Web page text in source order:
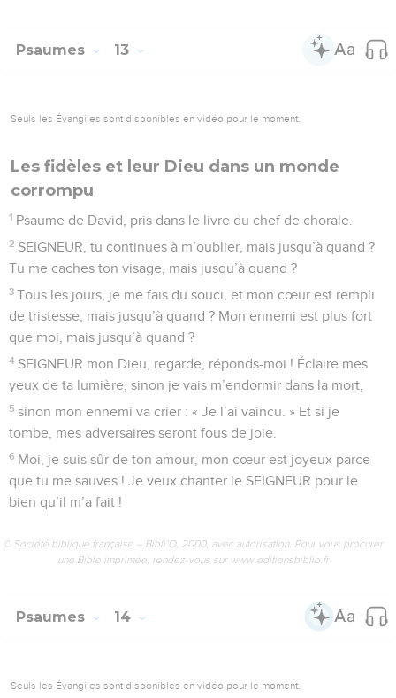
Psaumes 13
Seuls les Évangiles sont disponibles en vidéo pour le moment.
Les fidèles et leur Dieu dans un monde
corrompu
1 Psaume de David, pris dans le livre du chef de chorale.
2 SEIGNEUR, tu continues à m’oublier, mais jusqu’à quand ?
Tu me caches ton visage, mais jusqu’à quand ?
3 Tous les jours, je me fais du souci, et mon cœur est rempli
de tristesse, mais jusqu’à quand ? Mon ennemi est plus fort
que moi, mais jusqu’à quand ?
4 SEIGNEUR mon Dieu, regarde, réponds-moi ! Éclaire mes
yeux de ta lumière, sinon je vais m’endormir dans la mort,
5 sinon mon ennemi va crier : « Je l’ai vaincu. » Et si je
tombe, mes adversaires seront fous de joie.
6 Moi, je suis sûr de ton amour, mon cœur est joyeux parce
que tu me sauves ! Je veux chanter le SEIGNEUR pour le
bien qu’il m’a fait !
© Société biblique française – Bibli’O, 2000, avec autorisation. Pour vous procurer
une Bible imprimée, rendez-vous sur www.editionsbiblio.fr
Psaumes 14
Seuls les Évangiles sont disponibles en vidéo pour le moment.